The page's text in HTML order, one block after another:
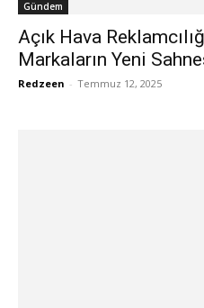
Gündem
Açık Hava
Markaların Yeni
Redzeen - Temmuz 12, 2025